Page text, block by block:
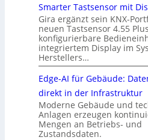
Smarter Tastsensor mit
Gira ergänzt sein KNX-
neuen Tastsensor 4.55
konfigurierbare
integriertem Display im
Herstellers…
Edge-AI für Gebäude:
direkt in der Infrastruktur
Moderne Gebäude und
Anlagen erzeugen
Mengen an Betriebs- und
Zustandsdaten.